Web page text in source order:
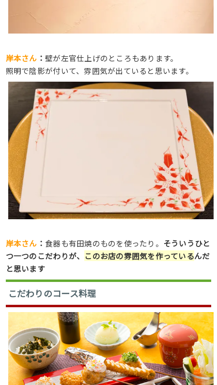
岸本さん ： 壁が左官仕上げのところもあります。
照明で陰影が付いて、雰囲気が出ていると思います。
岸本さん ： 食器も有田焼のものを使ったり。 そういうひと
つ一つのこだわりが、 このお店の雰囲気を作っているんだ
と思います
こだわりのコース料理